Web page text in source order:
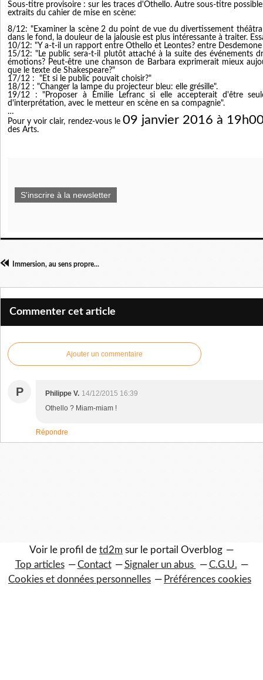
Sous-titre provisoire : sur les traces d'Othello. Autre sous-titre
extraits du cahier de mise en scène:
8/12: "Examiner la scène 2 du point de vue du divertissement
dans le fond, la douleur de la jalousie est plus intéressante à traiter.
10/12: "Y a-t-il un rapport entre Othello et Leontes? entre
15/12: "Le public sera-t-il plutôt attaché à la suite des événements
émotions? Peut-être une chanson de Barbara exprimerait mieux
que le texte de Shakespeare?"
17/12 : "Et si le public pouvait choisir?"
18/12 : "Changer la lampe du projecteur bleu: elle grésille".
19/12 : "Proposer à Emilie Lefranc si elle accepterait d'être
d'interprétation, avec le metteur en scène en sa compagnie".
…
Pour y voir clair, rendez-vous le 09 janvier 2016 à
des Arts.
S'inscrire à la newsletter
Immersion, au sens propre...
Commenter cet article
Ajouter un commentaire
P Philippe V. 14/12/2015 16:39
Othello ? Miam-miam !
Répondre
Voir le profil de td2m sur le portail Overblog
Top articles
Contact Signaler un abus
C.G.U.
Cookies et données personnelles
Préférences cookies